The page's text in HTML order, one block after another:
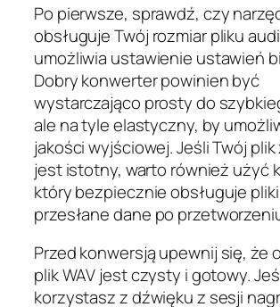
Po pierwsze, sprawdź, czy
obsługuje Twój rozmiar pliku
umożliwia ustawienie ustawień
Dobry konwerter powinien być
wystarczająco prosty do
ale na tyle elastyczny, by
jakości wyjściowej. Jeśli Twój
jest istotny, warto również użyć
który bezpiecznie obsługuje
przesłane dane po
Przed konwersją upewnij się, że
plik WAV jest czysty i gotowy.
korzystasz z dźwięku z sesji